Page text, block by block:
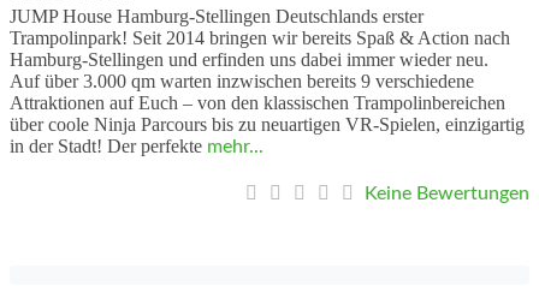
JUMP House Hamburg-Stellingen Deutschlands erster
Trampolinpark! Seit 2014 bringen wir bereits Spaß & Action nach
Hamburg-Stellingen und erfinden uns dabei immer wieder neu.
Auf über 3.000 qm warten inzwischen bereits 9 verschiedene
Attraktionen auf Euch – von den klassischen Trampolinbereichen
über coole Ninja Parcours bis zu neuartigen VR-Spielen, einzigartig
in der Stadt! Der perfekte mehr...
Keine Bewertungen